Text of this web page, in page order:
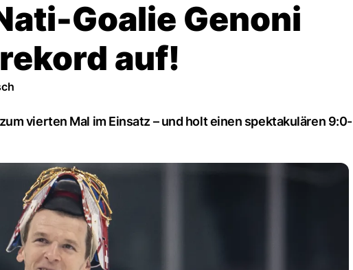
Goalie Genoni
auf!
vierten Mal im Einsatz – und holt einen spektakulären 9:0-